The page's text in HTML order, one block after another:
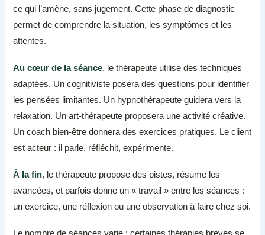
ce qui l’amène, sans jugement. Cette phase de diagnostic
permet de comprendre la situation, les symptômes et les
attentes.
Au cœur de la séance, le thérapeute utilise des techniques
adaptées. Un cognitiviste posera des questions pour identifier
les pensées limitantes. Un hypnothérapeute guidera vers la
relaxation. Un art-thérapeute proposera une activité créative.
Un coach bien-être donnera des exercices pratiques. Le client
est acteur : il parle, réfléchit, expérimente.
À la fin, le thérapeute propose des pistes, résume les
avancées, et parfois donne un « travail » entre les séances :
un exercice, une réflexion ou une observation à faire chez soi.